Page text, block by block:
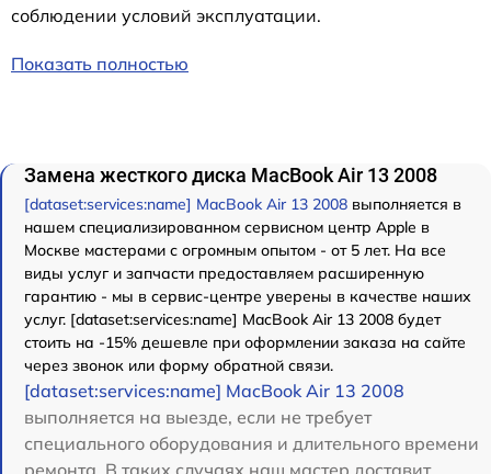
соблюдении условий эксплуатации.
Показать полностью
Замена жесткого диска MacBook Air 13 2008
[dataset:services:name] MacBook Air 13 2008 выполняется в
нашем специализированном сервисном центр Apple в
Москве мастерами с огромным опытом - от 5 лет. На все
виды услуг и запчасти предоставляем расширенную
гарантию - мы в сервис-центре уверены в качестве наших
услуг. [dataset:services:name] MacBook Air 13 2008 будет
стоить на -15% дешевле при оформлении заказа на сайте
через звонок или форму обратной связи.
[dataset:services:name] MacBook Air 13 2008
выполняется на выезде, если не требует
специального оборудования и длительного времени
ремонта. В таких случаях наш мастер доставит